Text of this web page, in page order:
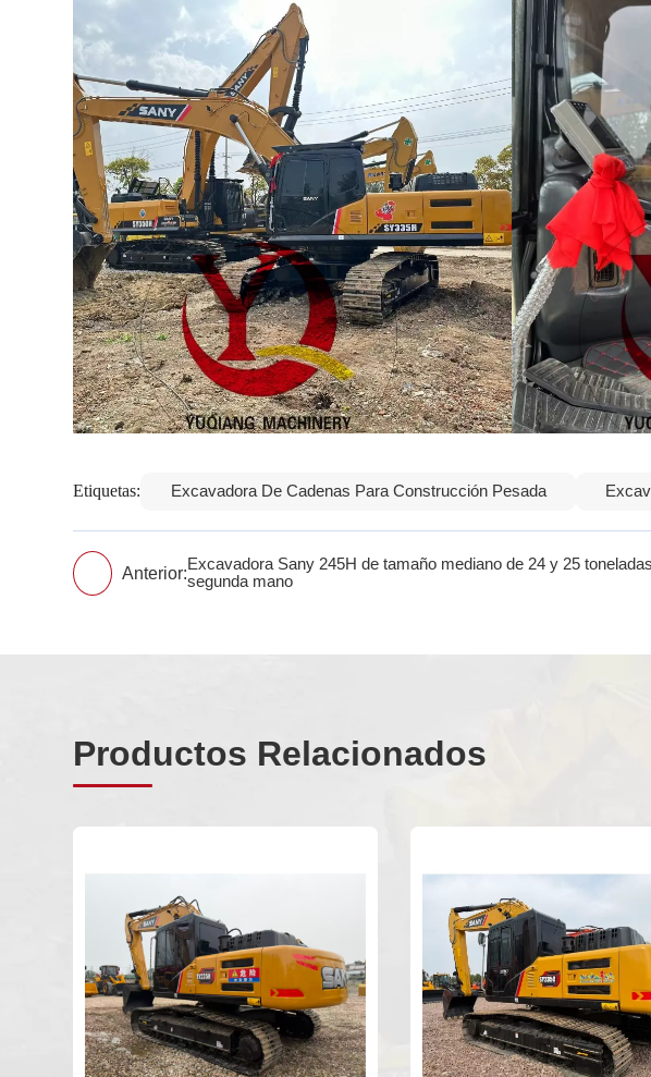
Etiquetas: Excavadora De Cadenas Para Construcción Pesada
Anterior:Excavadora Sany 245H de tamaño mediano de 24 y 25
segunda mano
Productos Relacionados